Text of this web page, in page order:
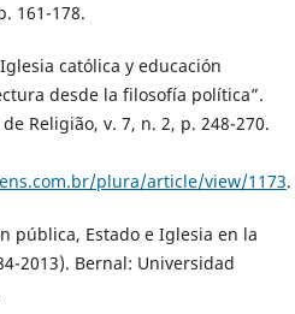
161-178.
católica y educación
desde la filosofía política”.
Religião, v. 7, n. 2, p. 248-270.
plura/article/view/1173.
pública, Estado e Iglesia en la
2013). Bernal: Universidad